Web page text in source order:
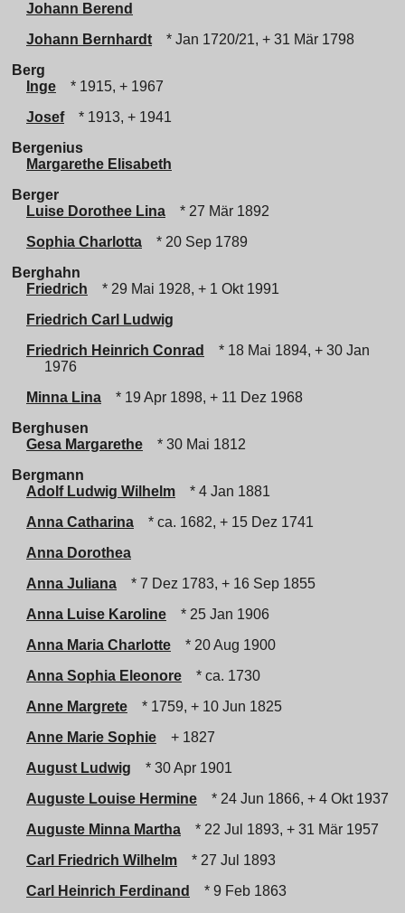
Johann Berend
Johann Bernhardt
* Jan 1720/21, + 31 Mär 1798
Berg
Inge
* 1915, + 1967
Josef
* 1913, + 1941
Bergenius
Margarethe Elisabeth
Berger
Luise Dorothee Lina
* 27 Mär 1892
Sophia Charlotta
* 20 Sep 1789
Berghahn
Friedrich
* 29 Mai 1928, + 1 Okt 1991
Friedrich Carl Ludwig
Friedrich Heinrich Conrad
* 18 Mai 1894, + 30 Jan
1976
Minna Lina
* 19 Apr 1898, + 11 Dez 1968
Berghusen
Gesa Margarethe
* 30 Mai 1812
Bergmann
Adolf Ludwig Wilhelm
* 4 Jan 1881
Anna Catharina
* ca. 1682, + 15 Dez 1741
Anna Dorothea
Anna Juliana
* 7 Dez 1783, + 16 Sep 1855
Anna Luise Karoline
* 25 Jan 1906
Anna Maria Charlotte
* 20 Aug 1900
Anna Sophia Eleonore
* ca. 1730
Anne Margrete
* 1759, + 10 Jun 1825
Anne Marie Sophie
+ 1827
August Ludwig
* 30 Apr 1901
Auguste Louise Hermine
* 24 Jun 1866, + 4 Okt 1937
Auguste Minna Martha
* 22 Jul 1893, + 31 Mär 1957
Carl Friedrich Wilhelm
* 27 Jul 1893
Carl Heinrich Ferdinand
* 9 Feb 1863